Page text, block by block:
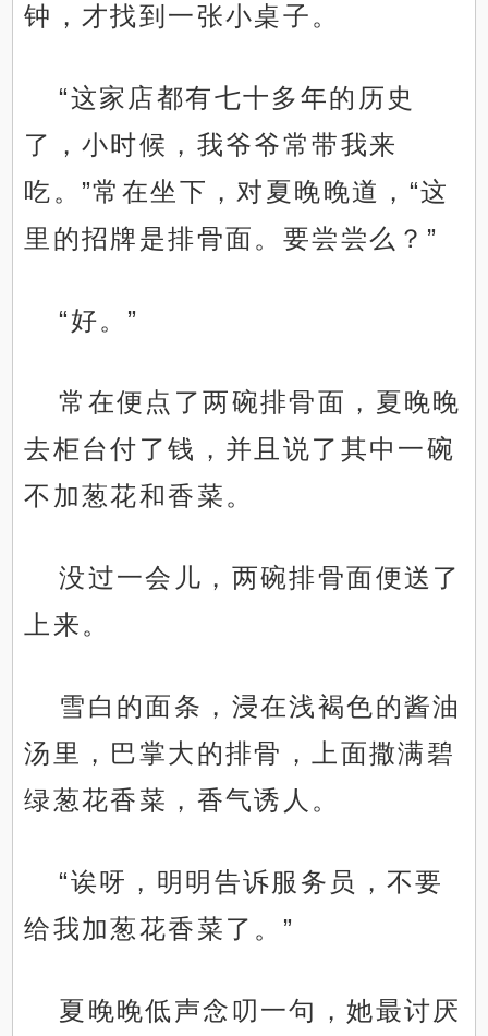
钟，才找到一张小桌子。
“这家店都有七十多年的历史
了，小时候，我爷爷常带我来
吃。”常在坐下，对夏晚晚道，“这
里的招牌是排骨面。要尝尝么？”
“好。”
常在便点了两碗排骨面，夏晚晚
去柜台付了钱，并且说了其中一碗
不加葱花和香菜。
没过一会儿，两碗排骨面便送了
上来。
雪白的面条，浸在浅褐色的酱油
汤里，巴掌大的排骨，上面撒满碧
绿葱花香菜，香气诱人。
“诶呀，明明告诉服务员，不要
给我加葱花香菜了。”
夏晚晚低声念叨一句，她最讨厌